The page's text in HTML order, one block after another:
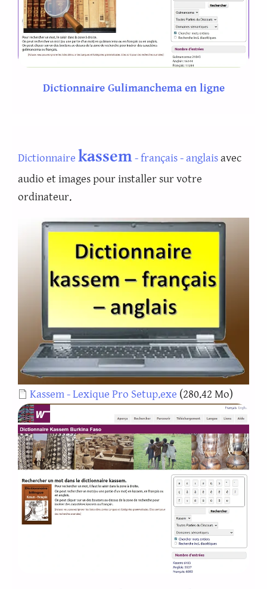
Dictionnaire Gulimanchema en ligne
Dictionnaire kassem- français - anglaisavec
audio et images pour installer sur votre
ordinateur.
Document
Kassem - Lexique Pro Setup.exe (280.42 Mo)